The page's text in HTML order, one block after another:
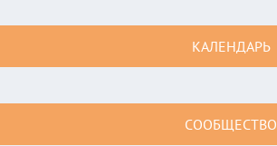
КАЛЕНДАРЬ
СООБЩЕСТВО